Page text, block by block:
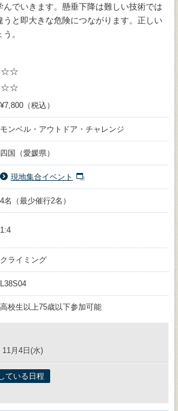
でいきます。懸垂下降は難しい技術では
うと即大きな危険につながります。正しい
。
¥7,800（税込）
モンベル・アウトドア・チャレンジ
四国（愛媛県）
現地集合イベント
4名（最少催行2名）
1:4
クライミング
L38S04
高校生以上75歳以下参加可能
11月4日(水)
ている日程